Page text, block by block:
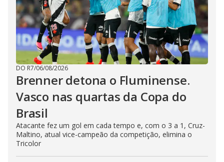
DO R7/06/08/2026
Brenner detona o Fluminense.
Vasco nas quartas da Copa do
Brasil
Atacante fez um gol em cada tempo e, com o 3 a 1, Cruz-
Maltino, atual vice-campeão da competição, elimina o
Tricolor